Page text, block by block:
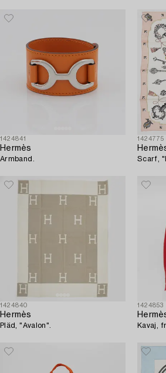
1424841
Hermès
Armband.
1424775
Scarf,
1424840
Hermès
Pläd, "Avalon".
1424853
Kavaj,